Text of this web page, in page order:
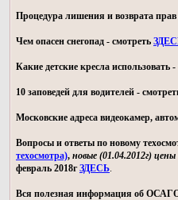
Процедура лишения и возврата прав
Чем опасен снегопад - смотреть
Какие детские кресла использовать -
10 заповедей для водителей -
Московские адреса видеокамер,
Вопросы и ответы по новому
техосмотра), новые (01.04.2012г)
февраль 2018гЗДЕСЬ.
Вся полезная информация об ОСАГО